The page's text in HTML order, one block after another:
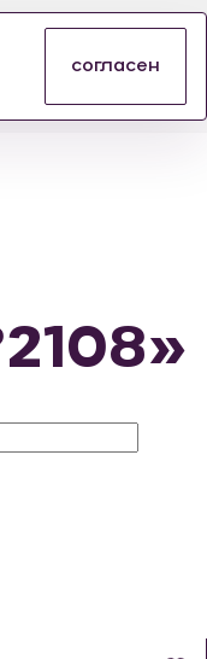
АВТОЗАПЧАСТЕЙ
согласен